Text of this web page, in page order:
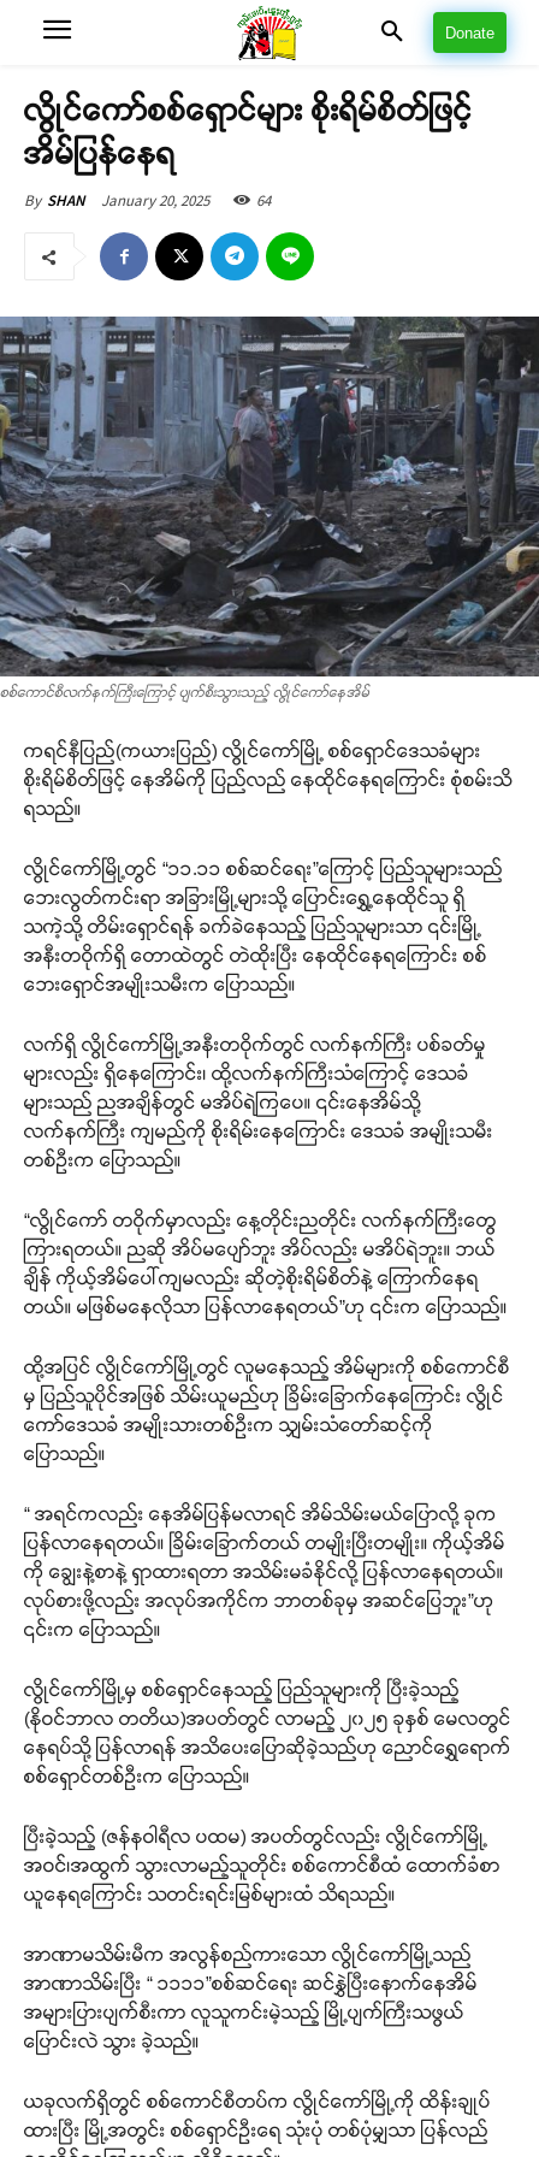
Donate
လွိုင်ကော်စစ်ရှောင်များ စိုးရိမ်စိတ်ဖြင့်
အိမ်ပြန်နေရ
By SHAN January 20, 2025 64
စစ်ကောင်စီလက်နက်ကြီးကြောင့် ပျက်စီးသွားသည့် လွိုင်ကော်နေအိမ်
ကရင်နီပြည်(ကယားပြည်) လွိုင်ကော်မြို့ စစ်ရှောင်ဒေသခံများ
စိုးရိမ်စိတ်ဖြင့် နေအိမ်ကို ပြည်လည် နေထိုင်နေရကြောင်း စုံစမ်းသိ
ရသည်။
လွိုင်ကော်မြို့တွင် “၁၁.၁၁ စစ်ဆင်ရေး”ကြောင့် ပြည်သူများသည်
ဘေးလွတ်ကင်းရာ အခြားမြို့များသို့ ပြောင်းရွှေ့နေထိုင်သူ ရှိ
သကဲ့သို့ တိမ်းရှောင်ရန် ခက်ခဲနေသည့် ပြည်သူများသာ ၎င်းမြို့
အနီးတဝိုက်ရှိ တောထဲတွင် တဲထိုးပြီး နေထိုင်နေရကြောင်း စစ်
ဘေးရှောင်အမျိုးသမီးက ပြောသည်။
လက်ရှိ လွိုင်ကော်မြို့အနီးတဝိုက်တွင် လက်နက်ကြီး ပစ်ခတ်မှု
များလည်း ရှိနေကြောင်း၊ ထို့လက်နက်ကြီးသံကြောင့် ဒေသခံ
များသည် ညအချိန်တွင် မအိပ်ရဲကြပေ။ ၎င်းနေအိမ်သို့
လက်နက်ကြီး ကျမည်ကို စိုးရိမ်းနေကြောင်း ဒေသခံ အမျိုးသမီး
တစ်ဦးက ပြောသည်။
“လွိုင်ကော် တဝိုက်မှာလည်း နေ့တိုင်းညတိုင်း လက်နက်ကြီးတွေ
ကြားရတယ်။ ညဆို အိပ်မပျော်ဘူး အိပ်လည်း မအိပ်ရဲဘူး။ ဘယ်
ချိန် ကိုယ့်အိမ်ပေါ်ကျမလည်း ဆိုတဲ့စိုးရိမ်စိတ်နဲ့ ကြောက်နေရ
တယ်။ မဖြစ်မနေလိုသာ ပြန်လာနေရတယ်”ဟု ၎င်းက ပြောသည်။
ထို့အပြင် လွိုင်ကော်မြို့တွင် လူမနေသည့် အိမ်များကို စစ်ကောင်စီ
မှ ပြည်သူပိုင်အဖြစ် သိမ်းယူမည်ဟု ခြိမ်းခြောက်နေကြောင်း လွိုင်
ကော်ဒေသခံ အမျိုးသားတစ်ဦးက သျှမ်းသံတော်ဆင့်ကို
ပြောသည်။
“ အရင်ကလည်း နေအိမ်ပြန်မလာရင် အိမ်သိမ်းမယ်ပြောလို့ ခုက
ပြန်လာနေရတယ်။ ခြိမ်းခြောက်တယ် တမျိုးပြီးတမျိုး။ ကိုယ့်အိမ်
ကို ချွေးနဲ့စာနဲ့ ရှာထားရတာ အသိမ်းမခံနိုင်လို့ ပြန်လာနေရတယ်။
လုပ်စားဖို့လည်း အလုပ်အကိုင်က ဘာတစ်ခုမှ အဆင်ပြေဘူး”ဟု
၎င်းက ပြောသည်။
လွိုင်ကော်မြို့မှ စစ်ရှောင်နေသည့် ပြည်သူများကို ပြီးခဲ့သည့်
(နိုဝင်ဘာလ တတိယ)အပတ်တွင် လာမည့် ၂၀၂၅ ခုနှစ် မေလတွင်
နေရပ်သို့ ပြန်လာရန် အသိပေးပြောဆိုခဲ့သည်ဟု ညောင်ရွှေရောက်
စစ်ရှောင်တစ်ဦးက ပြောသည်။
ပြီးခဲ့သည့် (ဇန်နဝါရီလ ပထမ) အပတ်တွင်လည်း လွိုင်ကော်မြို့
အဝင်၊အထွက် သွားလာမည့်သူတိုင်း စစ်ကောင်စီထံ ထောက်ခံစာ
ယူနေရကြောင်း သတင်းရင်းမြစ်များထံ သိရသည်။
အာဏာမသိမ်းမီက အလွန်စည်ကားသော လွိုင်ကော်မြို့သည်
အာဏာသိမ်းပြီး “ ၁၁၁၁”စစ်ဆင်ရေး ဆင်နွှဲပြီးနောက်နေအိမ်
အများပြားပျက်စီးကာ လူသူကင်းမဲ့သည့် မြို့ပျက်ကြီးသဖွယ်
ပြောင်းလဲ သွား ခဲ့သည်။
ယခုလက်ရှိတွင် စစ်ကောင်စီတပ်က လွိုင်ကော်မြို့ကို ထိန်းချုပ်
ထားပြီး မြို့အတွင်း စစ်ရှောင်ဦးရေ သုံးပုံ တစ်ပုံမျှသာ ပြန်လည်